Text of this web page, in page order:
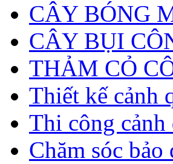
CÂY BÓNG
CÂY BỤI
THẢM CỎ
Thiết kế cảnh
Thi công cảnh
Chăm sóc bảo